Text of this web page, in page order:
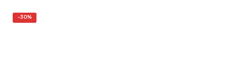
-30%